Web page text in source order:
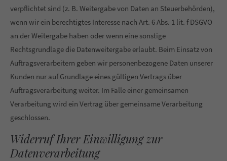
verpflichtet sind (z. B. Weitergabe von Daten an Steuerbehörden),
wenn wir ein berechtigtes Interesse nach Art. 6 Abs. 1 lit. f DSGVO
an der Weitergabe haben oder wenn eine sonstige
Rechtsgrundlage die Datenweitergabe erlaubt. Beim Einsatz von
Auftragsverarbeitern geben wir personenbezogene Daten unserer
Kunden nur auf Grundlage eines gültigen Vertrags über
Auftragsverarbeitung weiter. Im Falle einer gemeinsamen
Verarbeitung wird ein Vertrag über gemeinsame Verarbeitung
geschlossen.
Widerruf Ihrer Einwilligung zur
Datenverarbeitung